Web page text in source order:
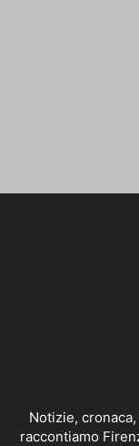
Notizie,
raccontiamo